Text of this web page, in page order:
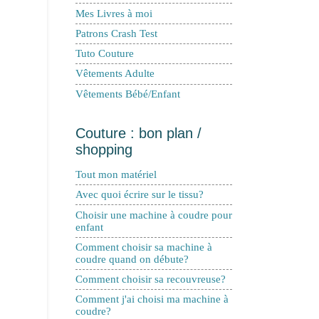
Mes Livres à moi
Patrons Crash Test
Tuto Couture
Vêtements Adulte
Vêtements Bébé/Enfant
Couture : bon plan /
shopping
Tout mon matériel
Avec quoi écrire sur le tissu?
Choisir une machine à coudre pour
enfant
Comment choisir sa machine à
coudre quand on débute?
Comment choisir sa recouvreuse?
Comment j'ai choisi ma machine à
coudre?